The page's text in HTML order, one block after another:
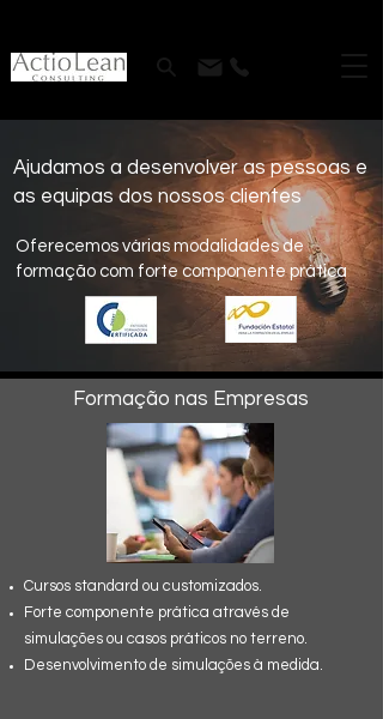
Ajudamos a desenvolver as pessoas e
as equipas dos nossos clientes
Oferecemos várias modalidades de
formação com forte componente prática
Formação nas Empresas
Cursos standard ou customizados.
Forte componente prática através de
simulações ou casos práticos no terreno.
Desenvolvimento de simulações à medida.